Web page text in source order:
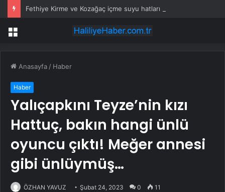
Fethiye Kirme ve Kozağaç içme suyu hatları yenileniyor
Menü
Anasayfa / Haber
Haber
Yalıçapkını Teyze’nin kızı
Hattuç, bakın hangi ünlü
oyuncu çıktı! Meğer annesi
gibi ünlüymüş…
ÖZHAN YAVUZ Şubat 24, 2023 0 11